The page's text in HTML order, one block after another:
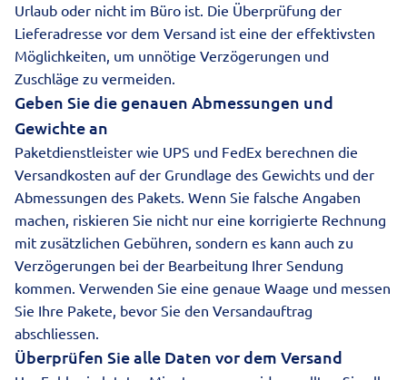
Urlaub oder nicht im Büro ist. Die Überprüfung der
Lieferadresse vor dem Versand ist eine der effektivsten
Möglichkeiten, um unnötige Verzögerungen und
Zuschläge zu vermeiden.
Geben Sie die genauen Abmessungen und
Gewichte an
Paketdienstleister wie UPS und FedEx berechnen die
Versandkosten auf der Grundlage des Gewichts und der
Abmessungen des Pakets. Wenn Sie falsche Angaben
machen, riskieren Sie nicht nur eine korrigierte Rechnung
mit zusätzlichen Gebühren, sondern es kann auch zu
Verzögerungen bei der Bearbeitung Ihrer Sendung
kommen. Verwenden Sie eine genaue Waage und messen
Sie Ihre Pakete, bevor Sie den Versandauftrag
abschliessen.
Überprüfen Sie alle Daten vor dem Versand